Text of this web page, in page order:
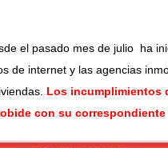
el pasado mes de julio ha
de internet y las agencias
Los incumplimientos
con su